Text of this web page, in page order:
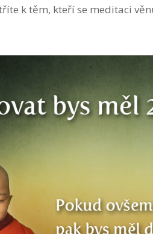
k těm, kteří se meditaci